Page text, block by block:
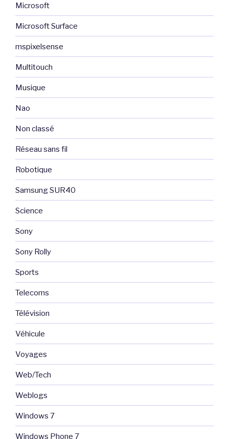
Microsoft
Microsoft Surface
mspixelsense
Multitouch
Musique
Nao
Non classé
Réseau sans fil
Robotique
Samsung SUR40
Science
Sony
Sony Rolly
Sports
Telecoms
Télévision
Véhicule
Voyages
Web/Tech
Weblogs
Windows 7
Windows Phone 7